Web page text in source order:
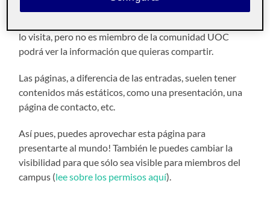
lo visita, pero no es miembro de la comunidad UOC
podrá ver la información que quieras compartir.
Las páginas, a diferencia de las entradas, suelen tener
contenidos más estáticos, como una presentación, una
página de contacto, etc.
Así pues, puedes aprovechar esta página para
presentarte al mundo! También le puedes cambiar la
visibilidad para que sólo sea visible para miembros del
campus (lee sobre los permisos aquí).